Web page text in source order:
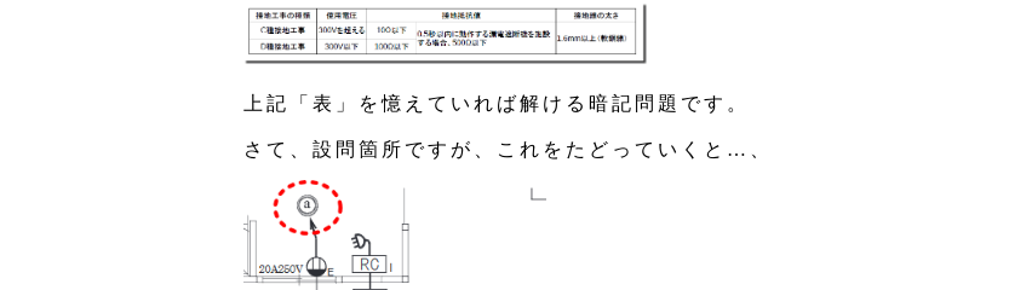
上記「表」を憶えていれば解ける暗記問題です。
さて、設問箇所ですが、これをたどっていくと…、